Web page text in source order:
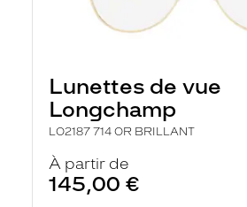
Lunettes de vue
Longchamp
LO2187 714 OR BRILLANT
À partir de
145,00 €